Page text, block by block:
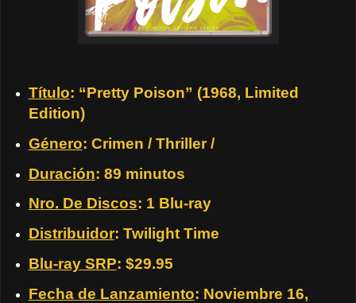
Título: “Pretty Poison” (1968, Limited
Edition)
Género: Crimen / Thriller /
Duración: 89 minutos
Nro. De Discos: 1 Blu-ray
Distribuidor: Twilight Time
Blu-ray SRP: $29.95
Fecha de Lanzamiento: Noviembre 16,